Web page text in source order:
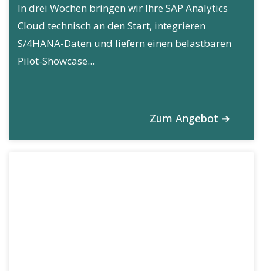
In drei Wochen bringen wir Ihre SAP Analytics
Cloud technisch an den Start, integrieren
S/4HANA-Daten und liefern einen belastbaren
Pilot-Showcase...
Zum Angebot ➔